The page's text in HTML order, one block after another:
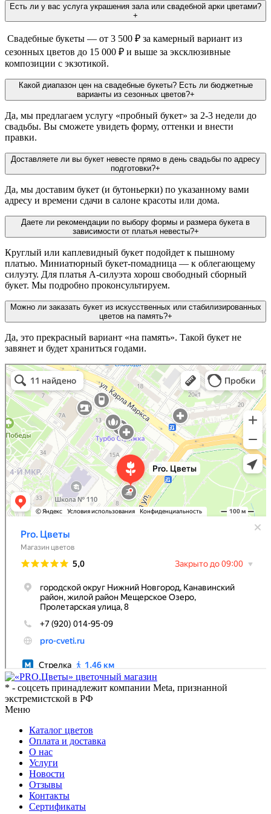
Есть ли у вас услуга украшения зала или свадебной арки цветами?
+
Свадебные букеты — от 3 500 ₽ за камерный вариант из
сезонных цветов до 15 000 ₽ и выше за эксклюзивные
композиции с экзотикой.
Какой диапазон цен на свадебные букеты? Есть ли бюджетные
варианты из сезонных цветов?+
Да, мы предлагаем услугу «пробный букет» за 2-3 недели до
свадьбы. Вы сможете увидеть форму, оттенки и внести
правки.
Доставляете ли вы букет невесте прямо в день свадьбы по адресу
подготовки?+
Да, мы доставим букет (и бутоньерки) по указанному вами
адресу и времени сдачи в салоне красоты или дома.
Даете ли рекомендации по выбору формы и размера букета в
зависимости от платья невесты?+
Круглый или каплевидный букет подойдет к пышному
платью. Миниатюрный букет-помадница — к облегающему
силуэту. Для платья А-силуэта хорош свободный сборный
букет. Мы подробно проконсультируем.
Можно ли заказать букет из искусственных или стабилизированных
цветов на память?+
Да, это прекрасный вариант «на память». Такой букет не
завянет и будет храниться годами.
Pro. Цветы
Магазин цветов в Нижнем Новгороде
Доставка цветов и букетов в Нижнем Новгороде
* - соцсеть принадлежит компании Meta, признанной
экстремистской в РФ
Меню
Каталог цветов
Оплата и доставка
О нас
Услуги
Новости
Отзывы
Контакты
Сертификаты